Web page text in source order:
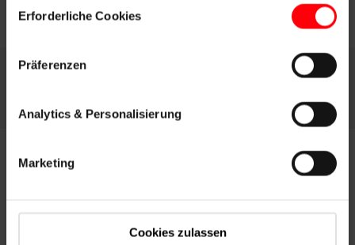
Erforderliche Cookies
Präferenzen
Analytics & Personalisierung
Marketing
Cookies zulassen
Preisliste 06/2026